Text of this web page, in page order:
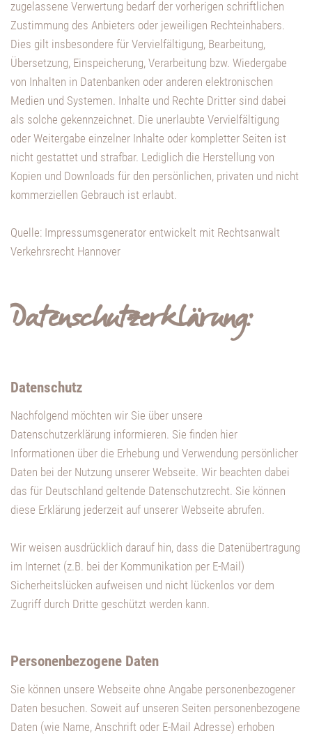
zugelassene Verwertung bedarf der vorherigen schriftlichen
Zustimmung des Anbieters oder jeweiligen Rechteinhabers.
Dies gilt insbesondere für Vervielfältigung, Bearbeitung,
Übersetzung, Einspeicherung, Verarbeitung bzw. Wiedergabe
von Inhalten in Datenbanken oder anderen elektronischen
Medien und Systemen. Inhalte und Rechte Dritter sind dabei
als solche gekennzeichnet. Die unerlaubte Vervielfältigung
oder Weitergabe einzelner Inhalte oder kompletter Seiten ist
nicht gestattet und strafbar. Lediglich die Herstellung von
Kopien und Downloads für den persönlichen, privaten und nicht
kommerziellen Gebrauch ist erlaubt.
Quelle: Impressumsgenerator entwickelt mit Rechtsanwalt
Verkehrsrecht Hannover
Datenschutzerklärung:
Datenschutz
Nachfolgend möchten wir Sie über unsere
Datenschutzerklärung informieren. Sie finden hier
Informationen über die Erhebung und Verwendung persönlicher
Daten bei der Nutzung unserer Webseite. Wir beachten dabei
das für Deutschland geltende Datenschutzrecht. Sie können
diese Erklärung jederzeit auf unserer Webseite abrufen.
Wir weisen ausdrücklich darauf hin, dass die Datenübertragung
im Internet (z.B. bei der Kommunikation per E-Mail)
Sicherheitslücken aufweisen und nicht lückenlos vor dem
Zugriff durch Dritte geschützt werden kann.
Personenbezogene Daten
Sie können unsere Webseite ohne Angabe personenbezogener
Daten besuchen. Soweit auf unseren Seiten personenbezogene
Daten (wie Name, Anschrift oder E-Mail Adresse) erhoben